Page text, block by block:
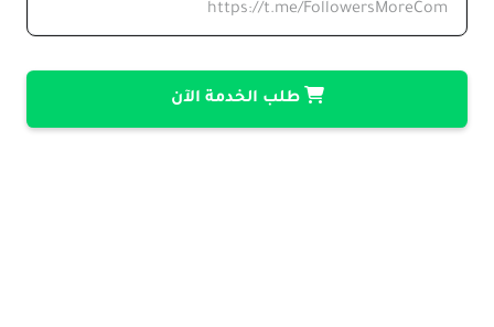
طلب الخدمة الآن